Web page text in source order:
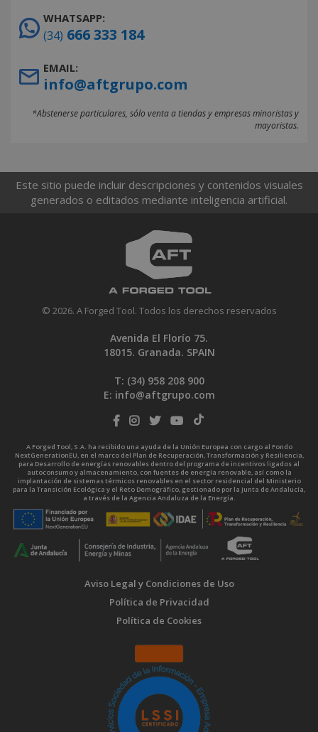
WHATSAPP:
(34) 666 333 184
EMAIL:
info@aftgrupo.com
*Abstenerse particulares, sólo venta a tiendas y empresas minoristas y
mayoristas.
Este sitio puede incluir descripciones y contenidos visuales
generados o editados mediante inteligencia artificial.
© 2026. A Forged Tool. Todos los derechos reservados
Avenida El Florío 75.
18015. Granada. SPAIN
T: (34) 958 208 900
E: info@aftgrupo.com
A Forged Tool, S.A. ha recibido una ayuda de la Unión Europea con cargo al Fondo
NextGenerationEU, en el marco del Plan de Recuperación, Transformación y Resiliencia,
para Desarrollo de energías renovables dentro del programa de incentivos ligados al
autoconsumo y almacenamiento, con fuentes de energía renovable, así como la
implantación de sistemas térmicos renovables en el sector residencial del Ministerio
para la Transición Ecológica y el Reto Demográfico, gestionado por la Junta de Andalucía,
a través de la Agencia Andaluza de la Energía.
Aviso Legal y Condiciones de Uso
Política de Privacidad
Política de Cookies